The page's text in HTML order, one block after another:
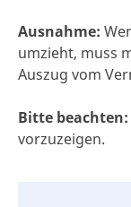
Ausnahme:
umzieht, muss
Auszug vom
Bitte beachten:
vorzuzeigen.